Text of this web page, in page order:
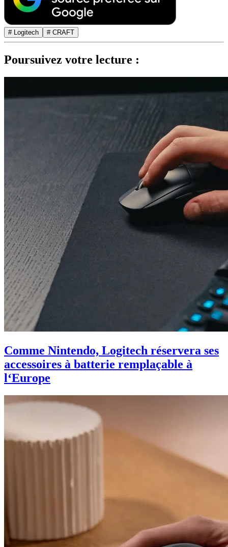
# Logitech # CRAFT
Poursuivez votre lecture :
Comme Nintendo, Logitech réservera ses
accessoires à batterie remplaçable à
l‘Europe